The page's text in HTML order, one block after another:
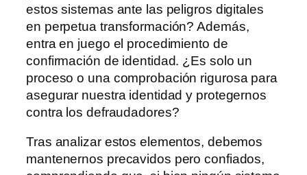
estos sistemas ante las peligros digitales
en perpetua transformación? Además,
entra en juego el procedimiento de
confirmación de identidad. ¿Es solo un
proceso o una comprobación rigurosa para
asegurar nuestra identidad y protegernos
contra los defraudadores?
Tras analizar estos elementos, debemos
mantenernos precavidos pero confiados,